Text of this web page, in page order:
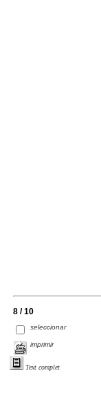
8 / 10
seleccionar
imprimir
Text complet